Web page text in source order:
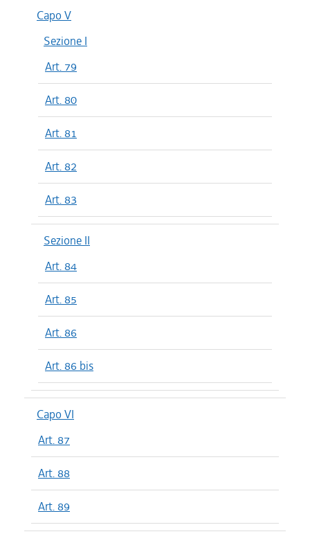
Capo V
Sezione I
Art. 79
Art. 80
Art. 81
Art. 82
Art. 83
Sezione II
Art. 84
Art. 85
Art. 86
Art. 86 bis
Capo VI
Art. 87
Art. 88
Art. 89